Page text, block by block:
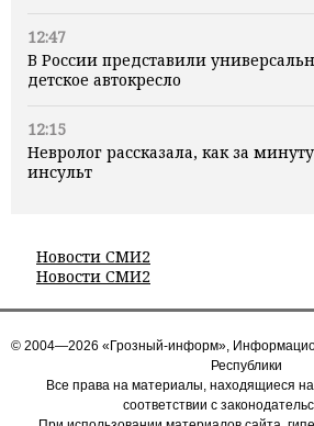
12:47
В России представили
детское автокресло
12:15
Невролог рассказала, как за
инсульт
Новости СМИ2
Новости СМИ2
© 2004—2026 «Грозный-информ»,
Республики
Все права на материалы, находящиеся
соответствии с